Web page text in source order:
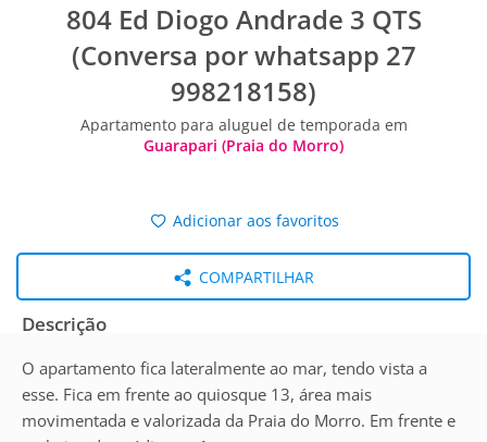
804 Ed Diogo Andrade 3 QTS
(Conversa por whatsapp 27
998218158)
Apartamento para aluguel de temporada em
Guarapari (Praia do Morro)
Adicionar aos favoritos
COMPARTILHAR
Descrição
O apartamento fica lateralmente ao mar, tendo vista a
esse. Fica em frente ao quiosque 13, área mais
movimentada e valorizada da Praia do Morro. Em frente e